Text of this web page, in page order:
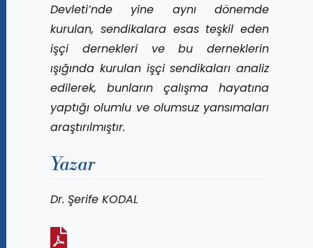
Devleti’nde yine aynı dönemde
kurulan, sendikalara esas teşkil eden
işçi dernekleri ve bu derneklerin
ışığında kurulan işçi sendikaları analiz
edilerek, bunların çalışma hayatına
yaptığı olumlu ve olumsuz yansımaları
araştırılmıştır.
Yazar
Dr. Şerife KODAL